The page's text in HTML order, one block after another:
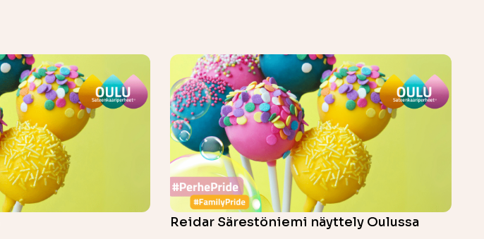
Reidar Särestöniemi näyttely Oulussa